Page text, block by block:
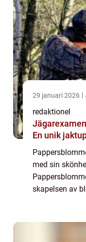
29 januari 2026
redaktionel
En unik
med sin
skapelsen av
genomgått en